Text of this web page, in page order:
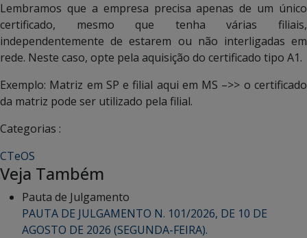
Lembramos que a empresa precisa apenas de um único
certificado, mesmo que tenha várias filiais,
independentemente de estarem ou não interligadas em
rede. Neste caso, opte pela aquisição do certificado tipo A1.
Exemplo: Matriz em SP e filial aqui em MS –>> o certificado
da matriz pode ser utilizado pela filial.
Categorias :
CTeOS
Veja Também
Pauta de Julgamento
PAUTA DE JULGAMENTO N. 101/2026, DE 10 DE
AGOSTO DE 2026 (SEGUNDA-FEIRA).